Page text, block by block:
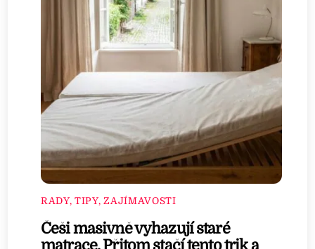
RADY, TIPY, ZAJÍMAVOSTI
Češi masivně vyhazují staré
matrace. Přitom stačí tento trik a